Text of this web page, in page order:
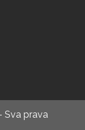
Sva prava